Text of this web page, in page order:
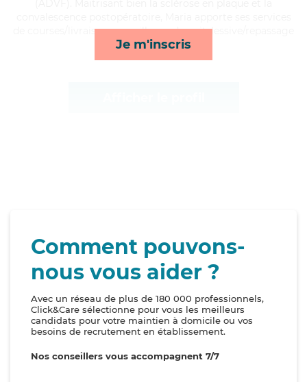
Je m'inscris
de courses/livraison, surveillance de nuit, lessive/repassage
et toilette/habillage*
Comment pouvons-
nous vous aider ?
Avec un réseau de plus de 180 000 professionnels,
Click&Care sélectionne pour vous les meilleurs
candidats pour votre maintien à domicile ou vos
besoins de recrutement en établissement.
Nos conseillers vous accompagnent 7/7